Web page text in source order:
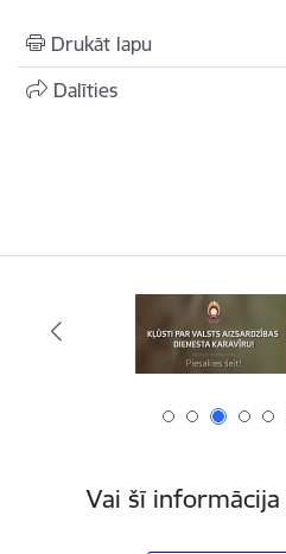
Drukāt lapu
Dalīties
Vai šī